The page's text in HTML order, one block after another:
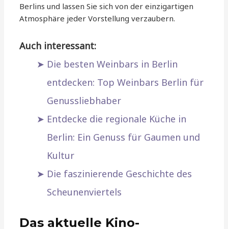
Berlins und lassen Sie sich von der einzigartigen
Atmosphäre jeder Vorstellung verzaubern.
Auch interessant:
Die besten Weinbars in Berlin
entdecken: Top Weinbars Berlin für
Genussliebhaber
Entdecke die regionale Küche in
Berlin: Ein Genuss für Gaumen und
Kultur
Die faszinierende Geschichte des
Scheunenviertels
Das aktuelle Kino-